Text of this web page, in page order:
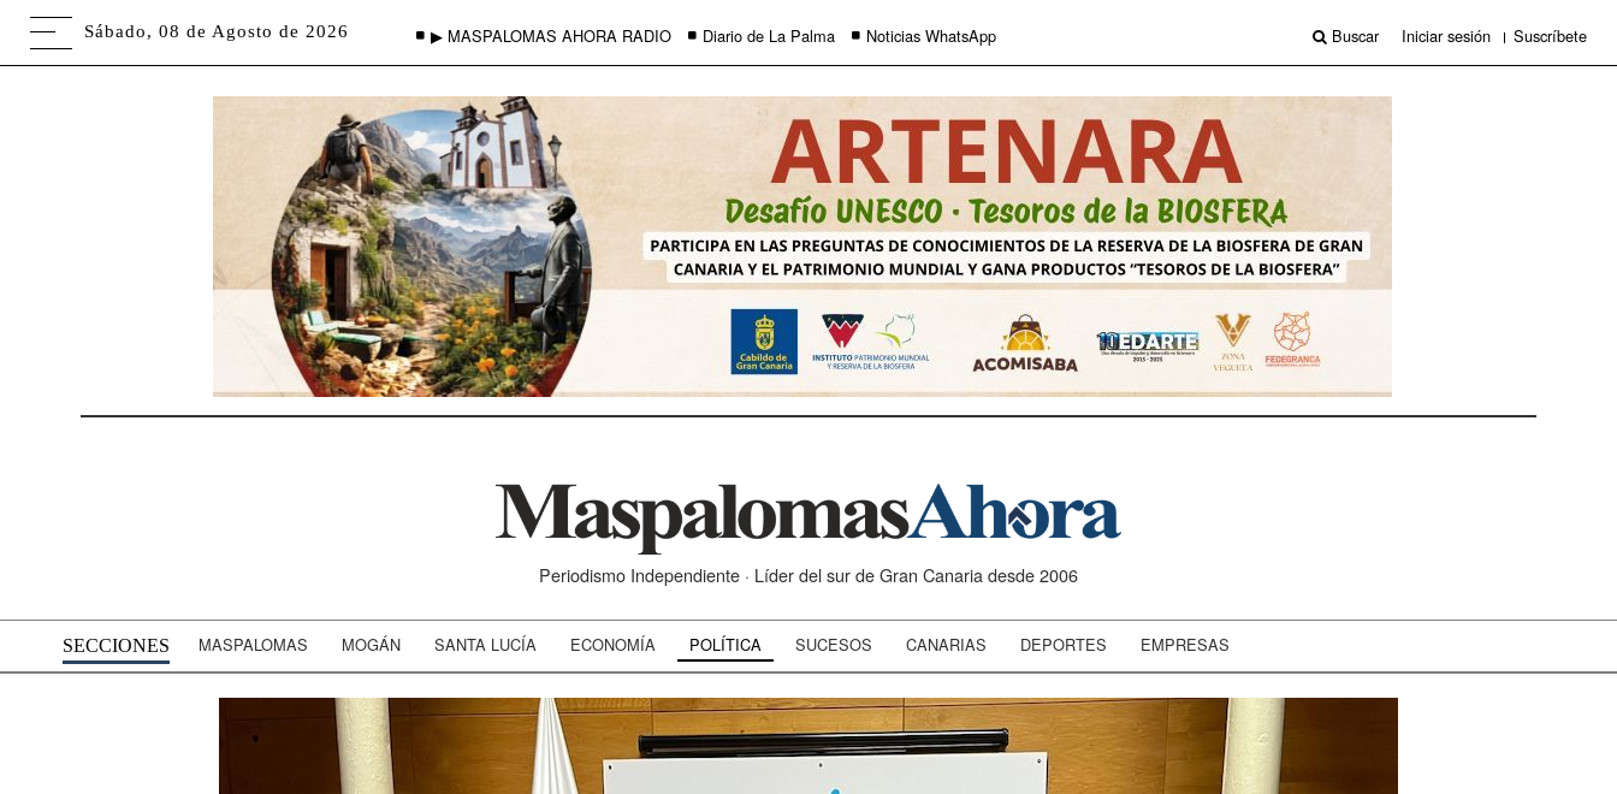
Sábado, 08 de Agosto de 2026 ▶ MASPALOMAS AHORA RADIO Diario de La Palma Noticias WhatsApp Buscar Iniciar sesión Suscríbete
Periodismo Independiente · Líder del sur de Gran Canaria desde 2006
SECCIONES MASPALOMAS MOGÁN SANTA LUCÍA ECONOMÍA POLÍTICA SUCESOS CANARIAS DEPORTES EMPRESAS